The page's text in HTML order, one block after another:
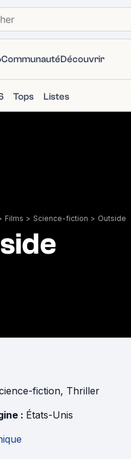
CommunautéDécouvrir
Tops Listes
Films > Science-fiction > Outside
fiction, Thriller
: États-Unis